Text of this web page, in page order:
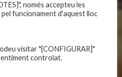
INFORMACIONS
Botiga
només accepteu les
funcionament d'aquest lloc
visitar "[CONFIGURAR]"
controlat.